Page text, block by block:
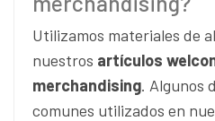
Utilizamos materiales de
nuestros artículos
merchandising. Algunos
comunes utilizados en